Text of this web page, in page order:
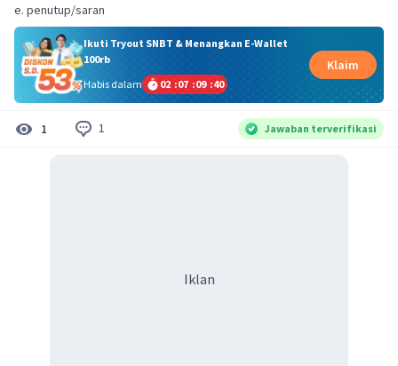
e. penutup/saran
Ikuti Tryout SNBT & Menangkan E-Wallet
100rb
Habis dalam
02 :07 :09 :40
Klaim
1 1 Jawaban terverifikasi
Iklan